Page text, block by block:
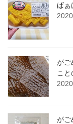
ばぁ
がご
こ
がご